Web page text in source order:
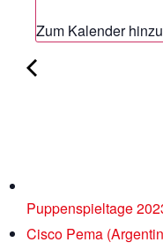
Zum Kalender
Puppenspieltage
Cisco Pema